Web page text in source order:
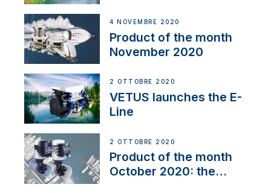
4 NOVEMBRE 2020
Product of the month
November 2020
2 OTTOBRE 2020
VETUS launches the E-
Line
2 OTTOBRE 2020
Product of the month
October 2020: the